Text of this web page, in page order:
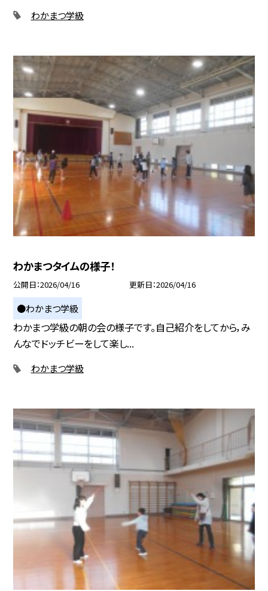
わかまつ学級
わかまつタイムの様子！
公開日 2026/04/16 更新日 2026/04/16
●わかまつ学級
わかまつ学級の朝の会の様子です。自己紹介をしてから，み
んなでドッチビーをして楽し...
わかまつ学級